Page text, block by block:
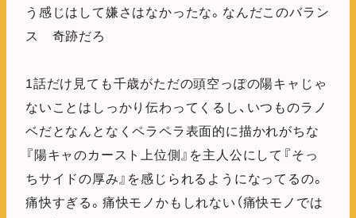
う感じはして嫌さはなかったな。なんだこのバラン
ス 奇跡だろ
1話だけ見ても千歳がただの頭空っぽの陽キャじゃ
ないことはしっかり伝わってくるし、いつものラノ
ベだとなんとなくペラペラ表面的に描かれがちな
『陽キャのカースト上位側』を主人公にして『そっ
ちサイドの厚み』を感じられるようになってるの。
痛快すぎる。痛快モノかもしれない（痛快モノでは